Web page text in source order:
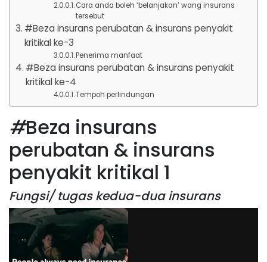
Cara anda boleh ‘belanjakan’ wang insurans
tersebut
#Beza insurans perubatan & insurans penyakit
kritikal ke-3
Penerima manfaat
#Beza insurans perubatan & insurans penyakit
kritikal ke-4
Tempoh perlindungan
#Beza insurans
perubatan & insurans
penyakit kritikal 1
Fungsi/ tugas kedua-dua insurans